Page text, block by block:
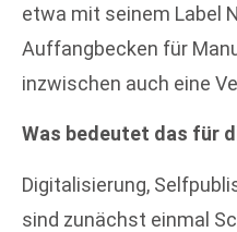
etwa mit seinem Label
Auffangbecken für
inzwischen auch eine
Was bedeutet das für
Digitalisierung,
sind zunächst einmal